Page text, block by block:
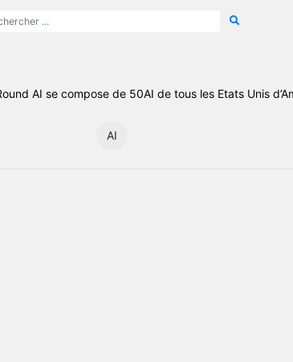
AI se compose de 50AI de tous les Etats Unis
AI